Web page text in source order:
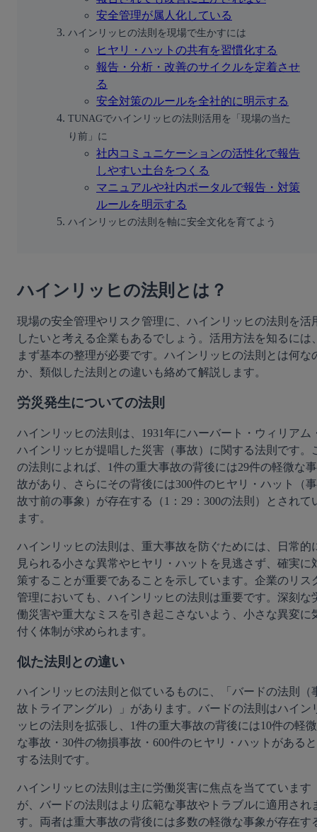
安全管理が属人化している
ハインリッヒの法則を現場で生かすには
ヒヤリ・ハットの共有を習慣化する
報告・分析・改善のサイクルを定着させ
る
安全対策のルールを全社的に明示する
TUNAGでハインリッヒの法則活用を「現場の当た
り前」に
社内コミュニケーションの活性化で報告
しやすい土台をつくる
マニュアルや社内ポータルで報告・対策
ルールを明示する
ハインリッヒの法則を軸に安全文化を育てよう
ハインリッヒの法則とは？
現場の安全管理やリスク管理に、ハインリッヒの法則を活
したいと考える企業もあるでしょう。活用方法を知るには
まず基本の整理が必要です。ハインリッヒの法則とは何な
か、類似した法則との違いも絡めて解説します。
労災発生についての法則
ハインリッヒの法則は、1931年にハーバート・ウィリアム
ハインリッヒが提唱した災害（事故）に関する法則です。
の法則によれば、1件の重大事故の背後には29件の軽微な事
故があり、さらにその背後には300件のヒヤリ・ハット（事
故寸前の事象）が存在する（1：29：300の法則）とされて
ます。
ハインリッヒの法則は、重大事故を防ぐためには、日常的
見られる小さな異常やヒヤリ・ハットを見逃さず、確実に
策することが重要であることを示しています。企業のリス
管理においても、ハインリッヒの法則は重要です。深刻な
働災害や重大なミスを引き起こさないよう、小さな異変に
付く体制が求められます。
似た法則との違い
ハインリッヒの法則と似ているものに、「バードの法則（
故トライアングル）」があります。バードの法則はハイン
ッヒの法則を拡張し、1件の重大事故の背後には10件の軽微
な事故・30件の物損事故・600件のヒヤリ・ハットがあると
する法則です。
ハインリッヒの法則は主に労働災害に焦点を当てています
が、バードの法則はより広範な事故やトラブルに適用され
す。両者は重大事故の背後には多数の軽微な事象が存在す